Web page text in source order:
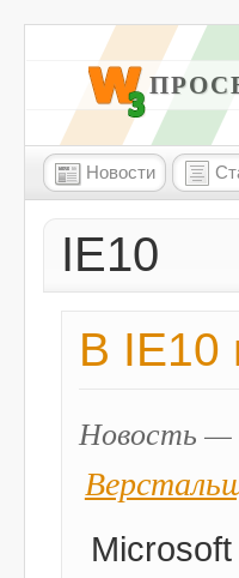
W3
Новости
IE10
В IE10
Новость —